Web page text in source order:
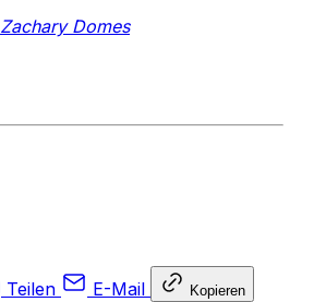
Zachary Domes
Teilen E-Mail Kopieren